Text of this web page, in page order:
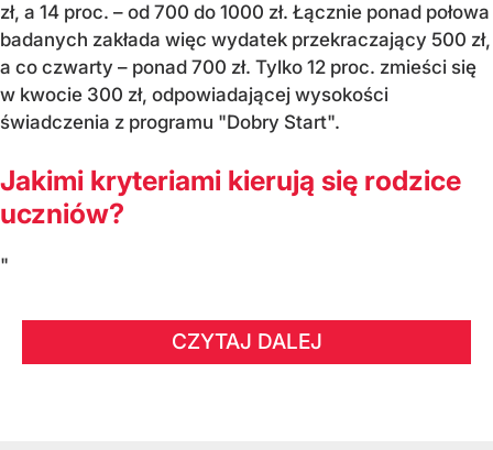
zł, a 14 proc. – od 700 do 1000 zł. Łącznie ponad połowa
badanych zakłada więc wydatek przekraczający 500 zł,
a co czwarty – ponad 700 zł. Tylko 12 proc. zmieści się
w kwocie 300 zł, odpowiadającej wysokości
świadczenia z programu "Dobry Start".
Jakimi kryteriami kierują się rodzice
uczniów?
"
CZYTAJ DALEJ